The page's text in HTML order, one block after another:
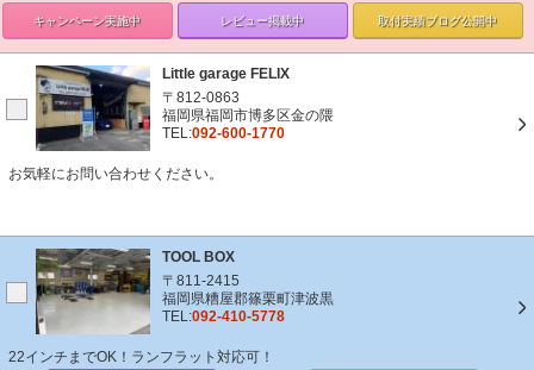
キャンペーン実施中 レビュー掲載中 取付実績ブログ公開中
Little garage FELIX
〒812-0863
福岡県福岡市博多区金の隈
TEL:092-600-1770
お気軽にお問い合わせください。
TOOL BOX
〒811-2415
福岡県糟屋郡篠栗町津波黒
TEL:092-410-5778
22インチまでOK！ランフラット対応可！